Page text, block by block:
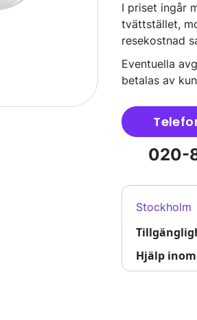
I priset ingår
tvättstället,
resekostnad
Eventuella
betalas av
020-
Stockholm
Hjälp